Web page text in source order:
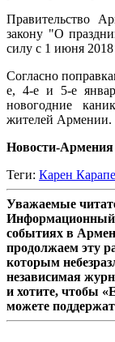
Правительство
закону "О
силу с 1 июня 2018
Согласно
е, 4-е и 5-е
новогодние
жителей Армении.
Новости-Армения
Теги: Карен
Уважаемые
Информационный
событиях в
продолжаем эту
которым
независимая
и хотите, чтобы
можете